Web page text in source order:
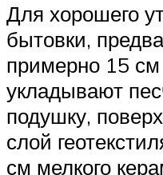
Для хорошего
бытовки,
примерно 15 см
укладывают
подушку,
слой
см мелкого